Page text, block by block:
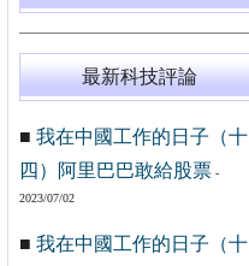
最新科技評論
■ 我在中國工作的日子（十
四）阿里巴巴敢給股票-
2023/07/02
■ 我在中國工作的日子（十